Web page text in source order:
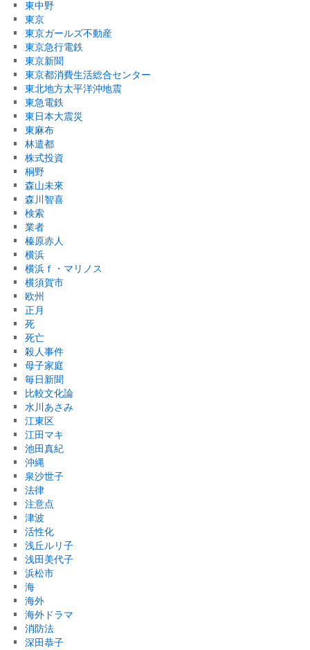
東中野
東京
東京ガールズ不動産
東京急行電鉄
東京新聞
東京都消費生活総合センター
東北地方太平洋沖地震
東急電鉄
東日本大震災
東麻布
林遣都
株式投資
桐野
森山未來
森川智喜
検索
業者
榛原赤人
横浜
横浜ｆ・マリノス
横須賀市
欧州
正月
死
死亡
殺人事件
母子家庭
毎日新聞
比較文化論
水川あさみ
江東区
江田マキ
池田真紀
沖縄
泉沙世子
法律
注意点
津波
活性化
浅丘ルリ子
浅田美代子
浜松市
海
海外
海外ドラマ
消防法
深田恭子